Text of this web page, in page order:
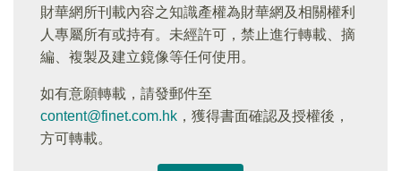
財華網所刊載內容之知識產權為財華網及相關權利
人專屬所有或持有。未經許可，禁止進行轉載、摘
編、複製及建立鏡像等任何使用。
如有意願轉載，請發郵件至
content@finet.com.hk ，獲得書面確認及授權後，
方可轉載。